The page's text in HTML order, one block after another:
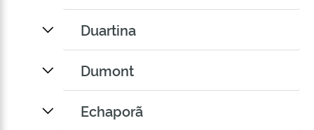
Duartina
Dumont
Echaporã